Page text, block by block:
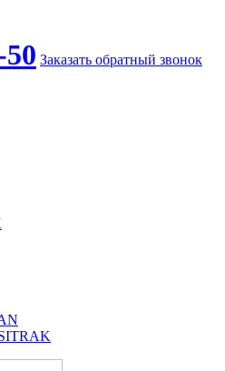
Заказать обратный звонок